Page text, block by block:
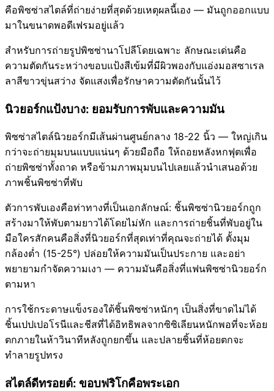
คือพิซซ่าสไตล์ที่ถ่ายง่ายที่สุดด้วยเหตุผลนี้เอง — มันถูกออกแบบ
มาในขนาดพอดีเฟรมอยู่แล้ว
สำหรับการถ่ายรูปพิซซ่านาโปลีโดยเฉพาะ ลักษณะเด่นคือ
ความตัดกันระหว่างขอบแป้งสีเข้มที่มีผิวพองกับแอ่งมอสซาเรล
ลาสีขาวขุ่นสว่าง จัดแสงเพื่อรักษาความตัดกันนั้นไว้
นิวยอร์กแป้งบาง: ยอมรับการพับและความมัน
พิซซ่าสไตล์นิวยอร์กมีเส้นผ่านศูนย์กลาง 18-22 นิ้ว — ใหญ่เกิน
กว่าจะถ่ายมุมบนแบบแน่นๆ ด้วยมือถือ ให้ถอยหลังหกฟุตเพื่อ
ถ่ายพิซซ่าทั้งถาด หรือข้ามภาพมุมบนไปเลยแล้วนำเสนอด้วย
ภาพชิ้นพิซซ่าที่พับ
ตัวการพับเองคือท่าทางที่เป็นเอกลักษณ์: ชิ้นพิซซ่านิวยอร์กถูก
สร้างมาให้พับตามยาวได้โดยไม่หัก และการถ่ายชิ้นที่พับอยู่ใน
มือใครสักคนคือสิ่งที่นิวยอร์กที่สุดเท่าที่คุณจะถ่ายได้ ตั้งมุม
กล้องต่ำ (15-25°) ปล่อยให้ความมันเป็นประกาย และอย่า
พยายามกำจัดความเงา — ความมันคือสิ่งที่แฟนพิซซ่านิวยอร์ก
ตามหา
การใช้กระดาษแข็งรองใต้ชิ้นพิซซ่าหนักๆ เป็นสิ่งที่ขาดไม่ได้
ชิ้นเปปเปอโรนีและชีสที่ได้อิทธิพลจากซิซิเลียนหนักพอที่จะห้อย
ตกภายในห้าวินาทีหลังถูกยกขึ้น และปลายชิ้นที่ห้อยตกจะ
ทำลายรูปทรง
สไตล์ดีทรอยต์: ขอบฟริโกคือพระเอก